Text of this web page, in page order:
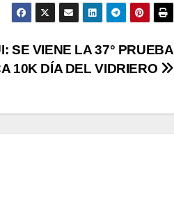
SE VIENE LA 37° PRUEBA
10K DÍA DEL VIDRIERO